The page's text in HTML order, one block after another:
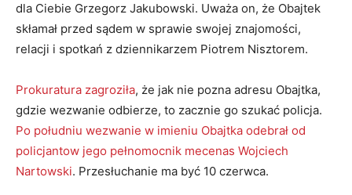
dla Ciebie Grzegorz Jakubowski. Uważa on, że Obajtek
skłamał przed sądem w sprawie swojej znajomości,
relacji i spotkań z dziennikarzem Piotrem Nisztorem.
Prokuratura zagroziła, że jak nie pozna adresu Obajtka,
gdzie wezwanie odbierze, to zacznie go szukać policja.
Po południu wezwanie w imieniu Obajtka odebrał od
policjantow jego pełnomocnik mecenas Wojciech
Nartowski. Przesłuchanie ma być 10 czerwca.